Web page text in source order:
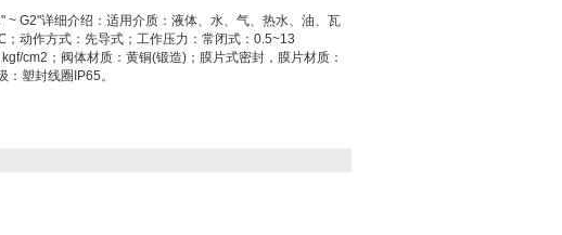
~ G2"详细介绍：适用介质：液体、水、气、热水、油、瓦
动作方式：先导式；工作压力：常闭式：0.5~13
cm2；阀体材质：黄铜(锻造)；膜片式密封，膜片材质：
塑封线圈IP65。